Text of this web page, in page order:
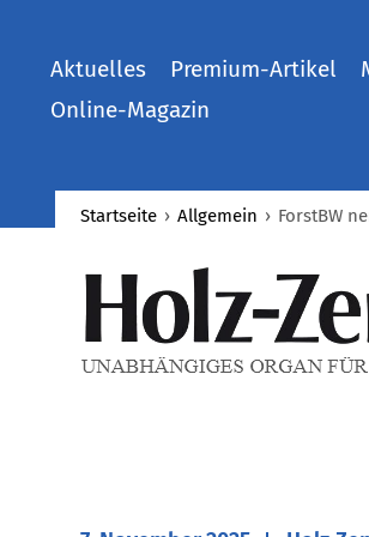
Aktuelles Premium-Artikel
Online-Magazin
Startseite › Allgemein › ForstBW